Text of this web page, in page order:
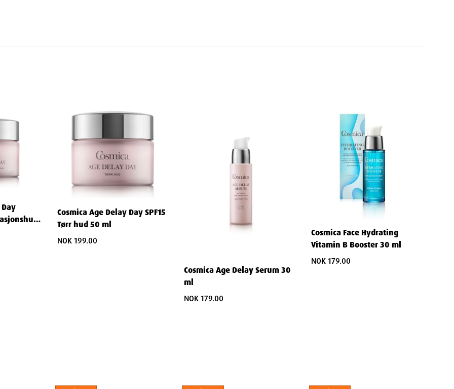
synlige tegn på aldring.
tidlig aldring.
utforming.
Cosmica Age Delay Day SPF15
Tørr hud 50 ml
NOK 199.00
Cosmica Age Delay Serum 30
ml
NOK 179.00
Cosmica Face Hydrating
Vitamin B Booster 30 ml
NOK 179.00